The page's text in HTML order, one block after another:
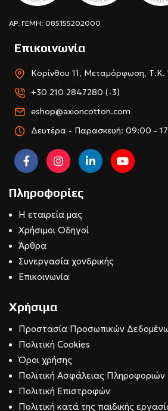
ΑΡ. ΓΕΜΗ: 085155202000
Επικοινωνία
Κορίνθου 11, Μεταμόρφωση, Τ.Κ.
+30 210 2847280 (-3)
eshop@axioncotton.com
Δευτέρα - Παρασκευή: 09:00 -
Πληροφορίες
Η εταιρεία μας
Χρήσιμοι Οδηγοί
Άρθρα
Συνεργασία χονδρικής
Επικοινωνία
Χρήσιμα
Προστασία Προσωπικών
Πολιτική Cookies
Όροι χρήσης
Πολιτική Ασφάλειας Πληροφοριών
Πολιτική Επιστροφών
Πολιτική κατά της παιδικής